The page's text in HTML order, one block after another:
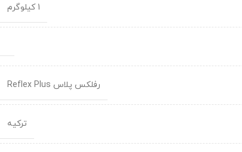
1 کیلوگرم
رفلکس پلاس Reflex Plus
ترکیه